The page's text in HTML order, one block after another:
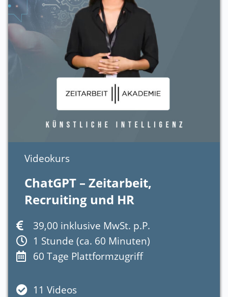
Videokurs
ChatGPT – Zeitarbeit,
Recruiting und HR
39,00 inklusive MwSt. p.P.
1 Stunde (ca. 60 Minuten)
60 Tage Plattformzugriff
11 Videos